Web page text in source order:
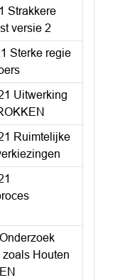
Strakkere
versie 2
Sterke regie
Uitwerking
Ruimtelijke
Houten